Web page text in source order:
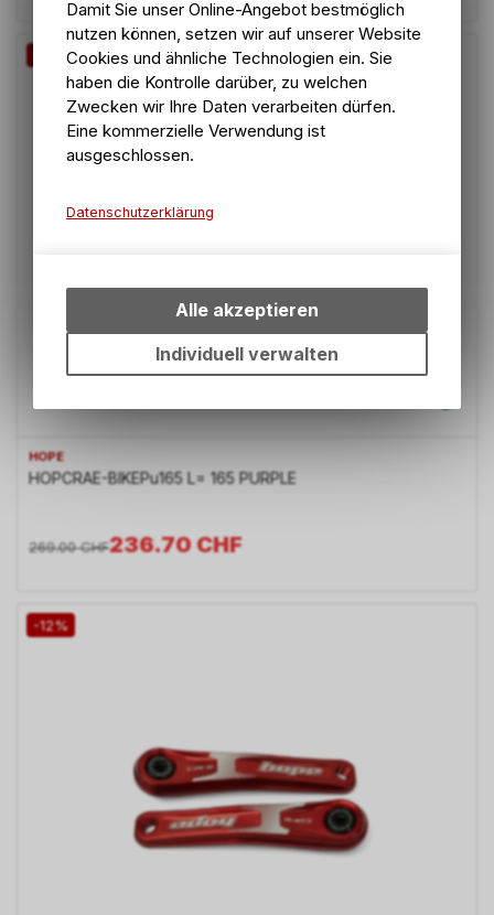
-12%
HOPE
HOPCRAE-BIKEPu165 L= 165 PURPLE
236.70CHF
269.00 CHF
-12%
Damit Sie unser Online-Angebot bestmöglich
nutzen können, setzen wir auf unserer Website
Cookies und ähnliche Technologien ein. Sie
haben die Kontrolle darüber, zu welchen
Zwecken wir Ihre Daten verarbeiten dürfen.
Eine kommerzielle Verwendung ist
ausgeschlossen.
Datenschutzerklärung
bestimmte Interaktionen und
Einstellungen auf Ihrem Gerät,
um die grundlegenden
Funktionen unseres Online-
Daten keinerlei Rückschlüsse
Informationen zulassen.
Alle akzeptieren
Individuell verwalten